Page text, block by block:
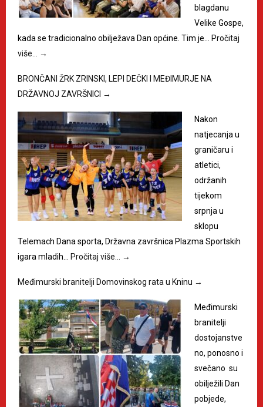
blagdanu
Velike Gospe,
kada se tradicionalno obilježava Dan općine. Tim je… Pročitaj
više… →
BRONČANI ŽRK ZRINSKI, LEPI DEČKI I MEĐIMURJE NA
DRŽAVNOJ ZAVRŠNICI →
Nakon
natjecanja u
graničaru i
atletici,
održanih
tijekom
srpnja u
sklopu
Telemach Dana sporta, Državna završnica Plazma Sportskih
igara mladih… Pročitaj više… →
Međimurski branitelji Domovinskog rata u Kninu →
Međimurski
branitelji
dostojanstve
no, ponosno i
svečano su
obilježili Dan
pobjede,